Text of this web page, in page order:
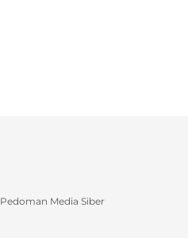
Pedoman Media Siber